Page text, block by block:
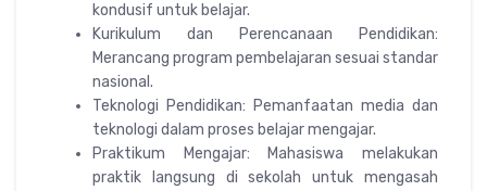
kondusif untuk belajar.
Kurikulum dan Perencanaan Pendidikan:
Merancang program pembelajaran sesuai standar
nasional.
Teknologi Pendidikan: Pemanfaatan media dan
teknologi dalam proses belajar mengajar.
Praktikum Mengajar: Mahasiswa melakukan
praktik langsung di sekolah untuk mengasah